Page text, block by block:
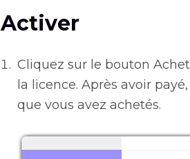
Activer
Cliquez sur le bouton
la licence. Après avoir
que vous avez achetés.